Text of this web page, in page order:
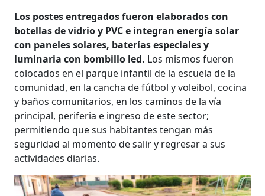
Los postes entregados fueron elaborados con
botellas de vidrio y PVC e integran energía solar
con paneles solares, baterías especiales y
luminaria con bombillo led. Los mismos fueron
colocados en el parque infantil de la escuela de la
comunidad, en la cancha de fútbol y voleibol, cocina
y baños comunitarios, en los caminos de la vía
principal, periferia e ingreso de este sector;
permitiendo que sus habitantes tengan más
seguridad al momento de salir y regresar a sus
actividades diarias.